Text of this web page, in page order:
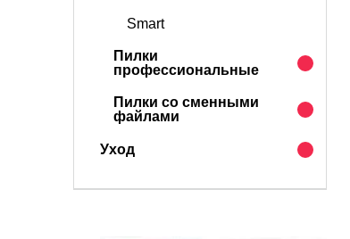
Smart
Пилки
профессиональные
Пилки со сменными
файлами
Уход